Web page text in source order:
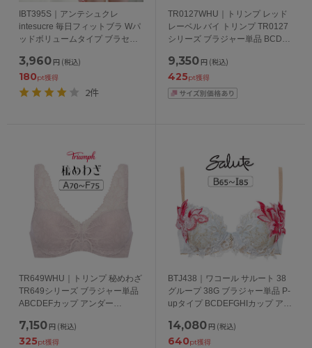
IBT395S｜アンテシュクレ
intesucre 毎日フィットブラ Wパ
ッドボリュームタイプ ブラセッ
ップ アンダー60/65/70/75cm
3,960 円 (税込)
180pt獲得
2件
TR0127WHU｜トリンプ レッド
レーベル バイ トリンプ TR0127
シリーズ ブラジャー単品 BCDEF
9,350 円 (税込)
425pt獲得
TR649WHU｜トリンプ 秘めわざ
TR649シリーズ ブラジャー単品
ABCDEFカップ アンダー
7,150 円 (税込)
325pt獲得
BTJ438｜ワコール サルート 38
グループ 38G ブラジャー単品 P-
upタイプ BCDEFGHIカップ アン
14,080 円 (税込)
640pt獲得